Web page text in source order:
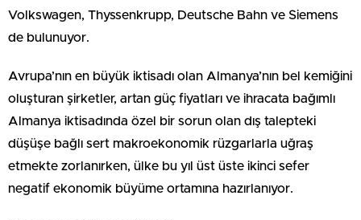
Volkswagen, Thyssenkrupp, Deutsche Bahn ve Siemens
de bulunuyor.
Avrupa’nın en büyük iktisadı olan Almanya’nın bel kemiğini
oluşturan şirketler, artan güç fiyatları ve ihracata bağımlı
Almanya iktisadında özel bir sorun olan dış talepteki
düşüşe bağlı sert makroekonomik rüzgarlarla uğraş
etmekte zorlanırken, ülke bu yıl üst üste ikinci sefer
negatif ekonomik büyüme ortamına hazırlanıyor.